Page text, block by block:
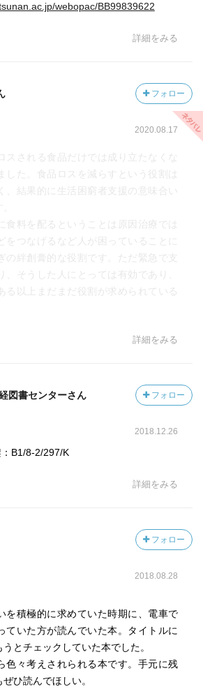
webopac/BB99839622
詳細をみる
フォロー
2020.08.17
スされる食品だけでは成り立たなくな
した。食品ロスを減らすという役割は
、結果的に生活困窮者支援の意味合い
料を配るということは原因治療では
をつなげるなど人が困っていることに
の絆創膏的な役割です。ただ緊急で支
、そうした人にとっては有効であり、
る以上まだまだ役割が求められている
詳細をみる
図書センターさん フォロー
2018.12.26
B1/8-2/297/K
詳細をみる
フォロー
2018.08.28
を積極的に求めていた時期に、電車で
ていた方が読んでいた本。タイトルに
とチェックしていた本でした。
色々考えされられる本です。手元に残
ひ読んでほしい。